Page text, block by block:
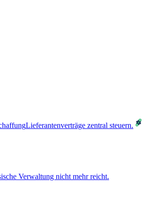
Lieferantenverträge zentral steuern.
Verwaltung nicht mehr reicht.